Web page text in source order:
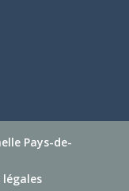
Pays-de-